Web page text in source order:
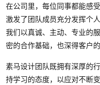
在公司里，每位同事都能感
激发了团队成员充分发挥个人
我们以真诚、主动、专业的
密的合作基础，也深得客户的
素马设计团队既拥有深厚的
持学习的态度，以应对不断